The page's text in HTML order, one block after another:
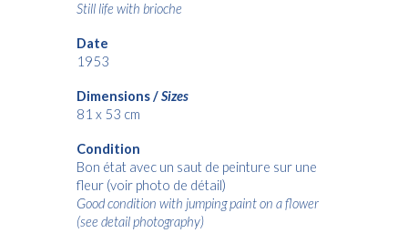
Still life with brioche
Date
1953
Dimensions /Sizes
81 x 53 cm
Condition
Bon état avec un saut de peinture sur une
fleur (voir photo de détail)
Good condition with jumping paint on a flower
(see detail photography)